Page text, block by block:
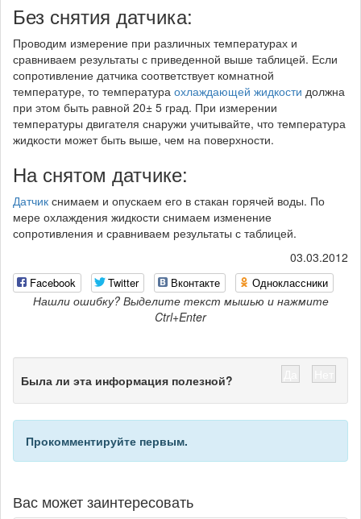
Без снятия датчика:
Проводим измерение при различных температурах и
сравниваем результаты с приведенной выше таблицей. Если
сопротивление датчика соответствует комнатной
температуре, то температура охлаждающей жидкости должна
при этом быть равной 20± 5 град. При измерении
температуры двигателя снаружи учитывайте, что температура
жидкости может быть выше, чем на поверхности.
На снятом датчике:
Датчик снимаем и опускаем его в стакан горячей воды. По
мере охлаждения жидкости снимаем изменение
сопротивления и сравниваем результаты с таблицей.
03.03.2012
Facebook Twitter Вконтакте Одноклассники
Нашли ошибку? Выделите текст мышью и нажмите
Ctrl+Enter
Была ли эта информация полезной?
Прокомментируйте первым.
Вас может заинтересовать